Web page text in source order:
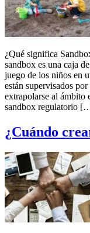
¿Qué significa
sandbox es una caja
juego de los niños en
están supervisados
extrapolarse al ámbito
sandbox regulatorio
¿Cuándo